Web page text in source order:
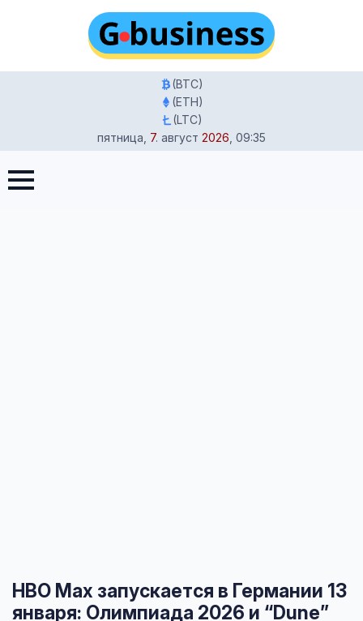
(BTC)
(ETH)
(LTC)
пятница 7. август 2026 09:35
Главная
января: Олимпиада 2026 и “Dune”
HBO Max запускается в Германии 13
января: Олимпиада 2026 и “Dune”